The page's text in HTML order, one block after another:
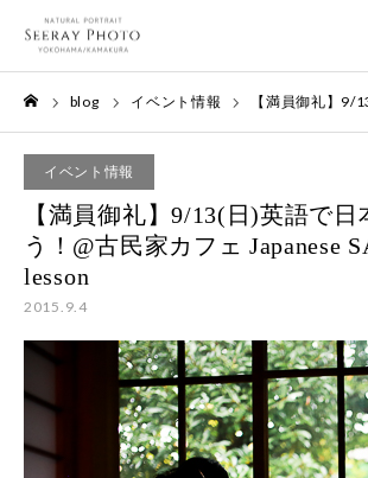
blog イベント情報 【満員御礼】9/13(日)英語で日本酒を学ぼ
イベント情報
【満員御礼】9/13(日)英語で
う！@古民家カフェ Japanese
lesson
2015.9.4